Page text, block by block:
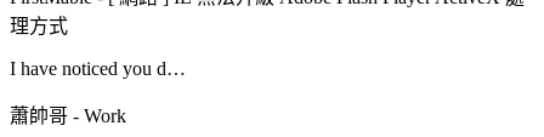
理方式
I have noticed you d…
蕭帥哥 - Work